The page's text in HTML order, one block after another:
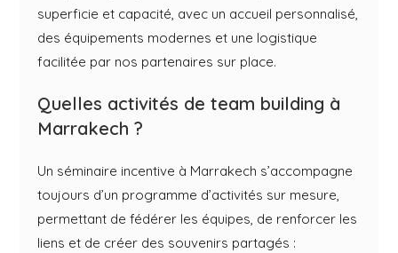
superficie et capacité, avec un accueil personnalisé,
des équipements modernes et une logistique
facilitée par nos partenaires sur place.
Quelles activités de team building à
Marrakech ?
Un séminaire incentive à Marrakech s’accompagne
toujours d’un programme d’activités sur mesure,
permettant de fédérer les équipes, de renforcer les
liens et de créer des souvenirs partagés :